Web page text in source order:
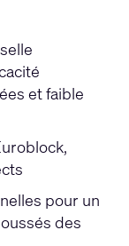
et faible
pour un
des